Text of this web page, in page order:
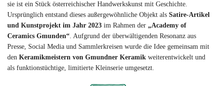
sie ist ein Stück österreichischer Handwerkskunst mit Geschichte.
Ursprünglich entstand dieses außergewöhnliche Objekt als Satire-Artikel
und Kunstprojekt im Jahr 2023 im Rahmen der „Academy of
Ceramics Gmunden“. Aufgrund der überwältigenden Resonanz aus
Presse, Social Media und Sammlerkreisen wurde die Idee gemeinsam mit
den Keramikmeistern von Gmundner Keramik weiterentwickelt und
als funktionstüchtige, limitierte Kleinserie umgesetzt.